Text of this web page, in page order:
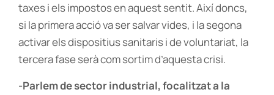
taxes i els impostos en aquest sentit. Així doncs,
si la primera acció va ser salvar vides, i la segona
activar els dispositius sanitaris i de voluntariat, la
tercera fase serà com sortim d’aquesta crisi.
-Parlem de sector industrial, focalitzat a la